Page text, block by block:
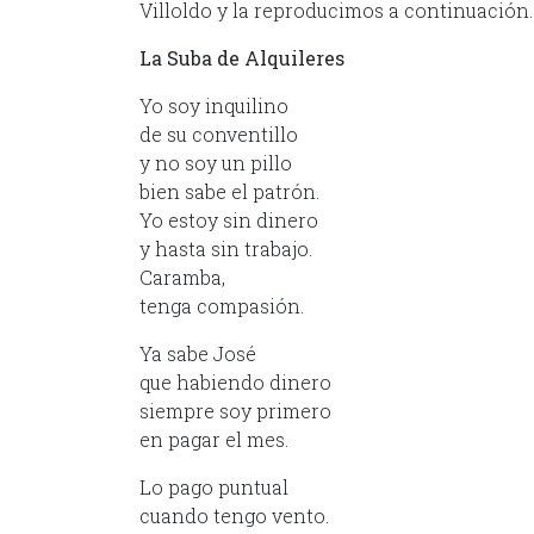
Villoldo y la reproducimos a continuación.
La Suba de Alquileres
Yo soy inquilino
de su conventillo
y no soy un pillo
bien sabe el patrón.
Yo estoy sin dinero
y hasta sin trabajo.
Caramba,
tenga compasión.
Ya sabe José
que habiendo dinero
siempre soy primero
en pagar el mes.
Lo pago puntual
cuando tengo vento.